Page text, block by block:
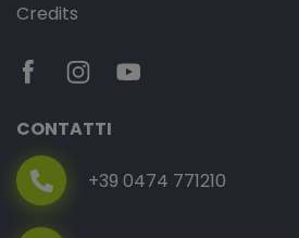
Credits
CONTATTI
+39 0474 771210